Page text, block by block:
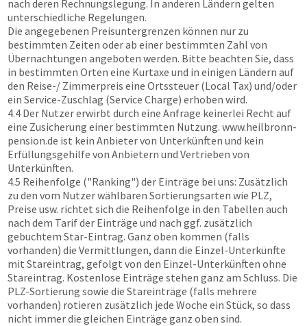
nach deren Rechnungslegung. In anderen Ländern gelten
unterschiedliche Regelungen.
Die angegebenen Preisuntergrenzen können nur zu
bestimmten Zeiten oder ab einer bestimmten Zahl von
Übernachtungen angeboten werden. Bitte beachten Sie, dass
in bestimmten Orten eine Kurtaxe und in einigen Ländern auf
den Reise-/ Zimmerpreis eine Ortssteuer (Local Tax) und/oder
ein Service-Zuschlag (Service Charge) erhoben wird.
4.4 Der Nutzer erwirbt durch eine Anfrage keinerlei Recht auf
eine Zusicherung einer bestimmten Nutzung. www.heilbronn-
pension.de ist kein Anbieter von Unterkünften und kein
Erfüllungsgehilfe von Anbietern und Vertrieben von
Unterkünften.
4.5 Reihenfolge ("Ranking") der Einträge bei uns: Zusätzlich
zu den vom Nutzer wählbaren Sortierungsarten wie PLZ,
Preise usw. richtet sich die Reihenfolge in den Tabellen auch
nach dem Tarif der Einträge und nach ggf. zusätzlich
gebuchtem Star-Eintrag. Ganz oben kommen (falls
vorhanden) die Vermittlungen, dann die Einzel-Unterkünfte
mit Stareintrag, gefolgt von den Einzel-Unterkünften ohne
Stareintrag. Kostenlose Einträge stehen ganz am Schluss. Die
PLZ-Sortierung sowie die Stareinträge (falls mehrere
vorhanden) rotieren zusätzlich jede Woche ein Stück, so dass
nicht immer die gleichen Einträge ganz oben sind.